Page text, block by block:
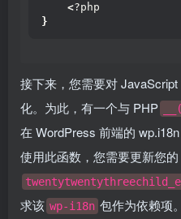
<?php
}
接下来，您需要对
化。为此，有一个与 PHP
在 WordPress 前端的
使用此函数，您需要更新您的
求该 wp-i18n 包作为依赖项